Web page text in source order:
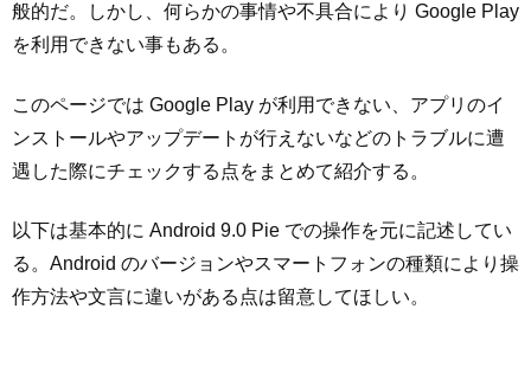
般的だ。しかし、何らかの事情や不具合により Google Play
を利用できない事もある。
このページでは Google Play が利用できない、アプリのイ
ンストールやアップデートが行えないなどのトラブルに遭
遇した際にチェックする点をまとめて紹介する。
以下は基本的に Android 9.0 Pie での操作を元に記述してい
る。Android のバージョンやスマートフォンの種類により操
作方法や文言に違いがある点は留意してほしい。